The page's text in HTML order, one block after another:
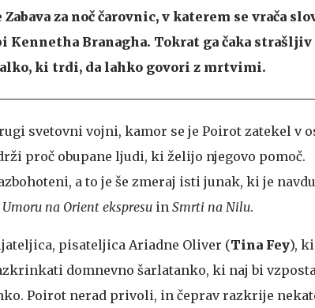
za noč čarovnic, v katerem se vrača
Kennetha Branagha. Tokrat ga čaka
ki trdi, da lahko govori z mrtvimi.
svetovni vojni, kamor se je Poirot zatekel v
proč obupane ljudi, ki želijo njegovo pomoč.
a to je še zmeraj isti junak, ki je
Umoru na Orient ekspresu in Smrti na Nilu.
pisateljica Ariadne Oliver (Tina Fey),
domnevno šarlatanko, ki naj bi
Poirot nerad privoli, in čeprav razkrije